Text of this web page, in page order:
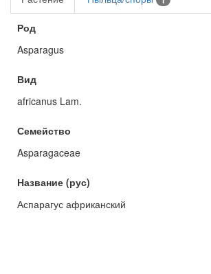
Род
Asparagus
Вид
africanus Lam.
Семейство
Asparagaceae
Название (рус)
Аспарагус африканский